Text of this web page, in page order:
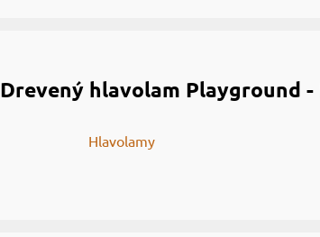
Drevený hlavolam Playground -
Hlavolamy